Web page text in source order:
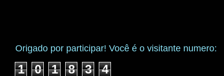
Origado por participar! Você é o visitante numero:
1 0 1 8 3 4